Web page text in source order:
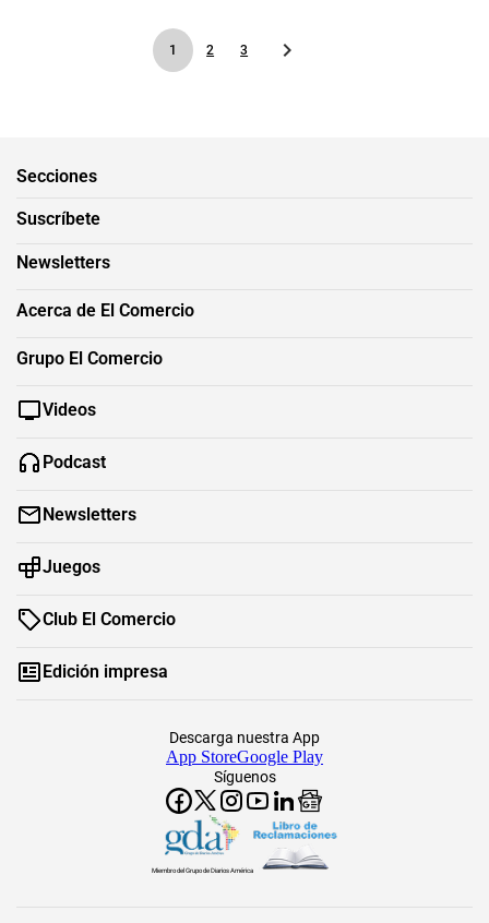
1 2 3
Secciones
Suscríbete
Newsletters
Acerca de El Comercio
Grupo El Comercio
Videos
Podcast
Newsletters
Juegos
Club El Comercio
Edición impresa
Síguenos
Descarga nuestra App
App StoreGoogle Play
Miembro del Grupo de Diarios América